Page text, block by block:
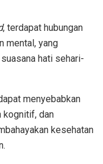
, terdapat hubungan
mental, yang
hati sehari-
menyebabkan
kognitif, dan
kesehatan